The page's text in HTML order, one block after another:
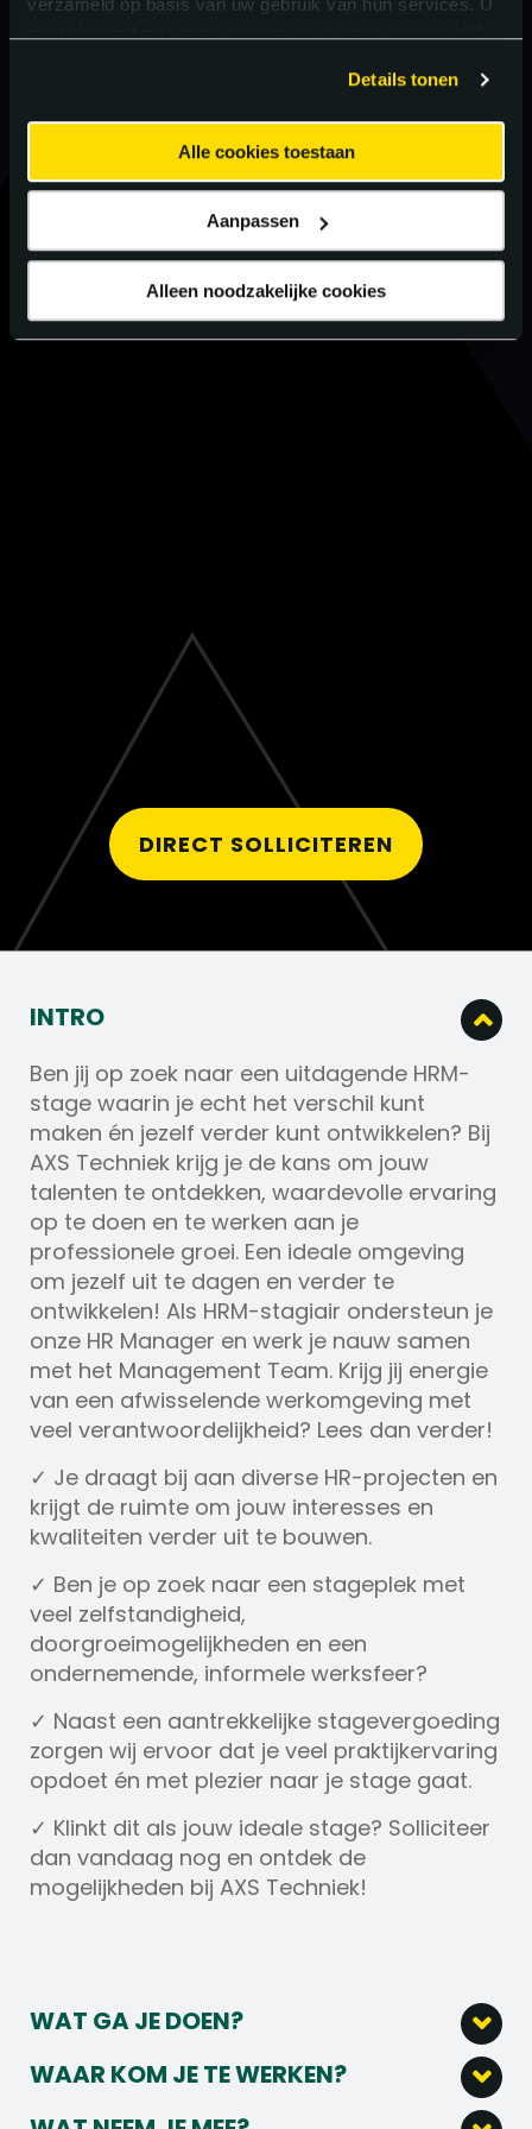
verzameld op basis van uw gebruik van hun services. U
Details tonen
Alle cookies toestaan
Aanpassen
Alleen noodzakelijke cookies
DIRECT SOLLICITEREN
INTRO
Ben jij op zoek naar een uitdagende HRM-
stage waarin je echt het verschil kunt
maken én jezelf verder kunt ontwikkelen? Bij
AXS Techniek krijg je de kans om jouw
talenten te ontdekken, waardevolle ervaring
op te doen en te werken aan je
professionele groei. Een ideale omgeving
om jezelf uit te dagen en verder te
ontwikkelen! Als HRM-stagiair ondersteun je
onze HR Manager en werk je nauw samen
met het Management Team. Krijg jij energie
van een afwisselende werkomgeving met
veel verantwoordelijkheid? Lees dan verder!
✓ Je draagt bij aan diverse HR-projecten en
krijgt de ruimte om jouw interesses en
kwaliteiten verder uit te bouwen.
✓ Ben je op zoek naar een stageplek met
veel zelfstandigheid,
doorgroeimogelijkheden en een
ondernemende, informele werksfeer?
✓ Naast een aantrekkelijke stagevergoeding
zorgen wij ervoor dat je veel praktijkervaring
opdoet én met plezier naar je stage gaat.
✓ Klinkt dit als jouw ideale stage? Solliciteer
dan vandaag nog en ontdek de
mogelijkheden bij AXS Techniek!
WAT GA JE DOEN?
Als HRM-stagiair bij AXS Techniek krijg je de
kans om ervaring op te doen binnen alle
facetten van het HR-vakgebied in een
WAAR KOM JE TE WERKEN?